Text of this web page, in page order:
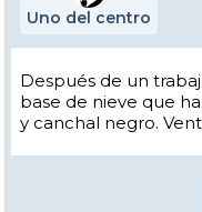
Uno del centro
Después de un
base de nieve que
y canchal negro.